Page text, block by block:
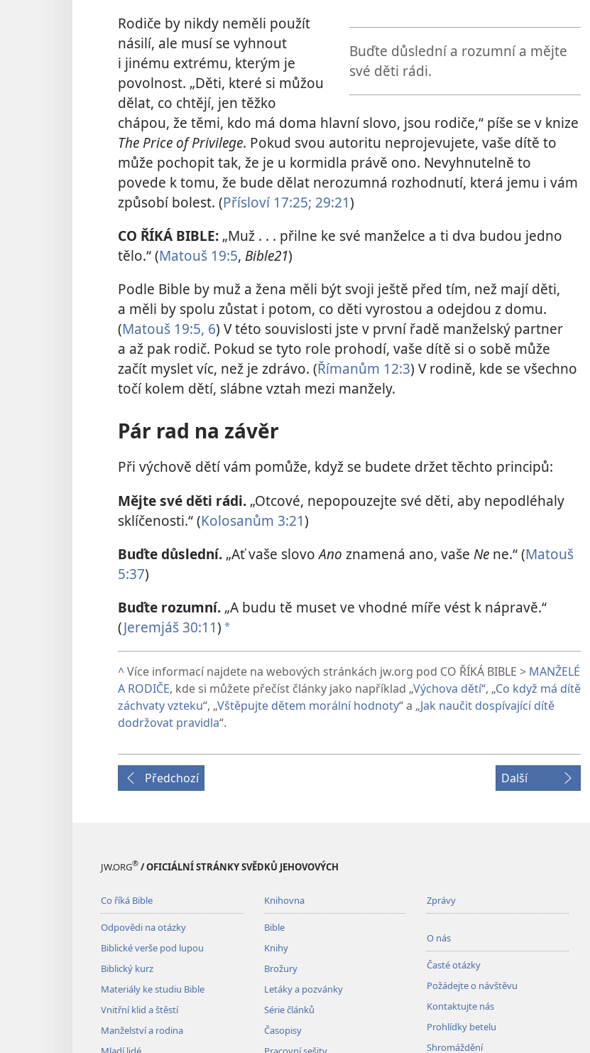
Buďte důslední a rozumní a mějte
své děti rádi.
Rodiče by nikdy neměli použít
násilí, ale musí se vyhnout
i jinému extrému, kterým je
povolnost. „Děti, které si můžou
dělat, co chtějí, jen těžko
chápou, že těmi, kdo má doma hlavní slovo, jsou rodiče,“ píše se v knize
The Price of Privilege. Pokud svou autoritu neprojevujete, vaše dítě to
může pochopit tak, že je u kormidla právě ono. Nevyhnutelně to
povede k tomu, že bude dělat nerozumná rozhodnutí, která jemu i vám
způsobí bolest. (Přísloví 17:25; 29:21)
CO ŘÍKÁ BIBLE: „Muž . . . přilne ke své manželce a ti dva budou jedno
tělo.“ (Matouš 19:5, Bible21)
Podle Bible by muž a žena měli být svoji ještě před tím, než mají děti,
a měli by spolu zůstat i potom, co děti vyrostou a odejdou z domu.
(Matouš 19:5, 6) V této souvislosti jste v první řadě manželský partner
a až pak rodič. Pokud se tyto role prohodí, vaše dítě si o sobě může
začít myslet víc, než je zdrávo. (Římanům 12:3) V rodině, kde se všechno
točí kolem dětí, slábne vztah mezi manžely.
Pár rad na závěr
Při výchově dětí vám pomůže, když se budete držet těchto principů:
Mějte své děti rádi. „Otcové, nepopouzejte své děti, aby nepodléhaly
sklíčenosti.“ (Kolosanům 3:21)
Buďte důslední. „Ať vaše slovoAno znamená ano, vaše Ne ne.“ (Matouš
5:37)
Buďte rozumní. „A budu tě muset ve vhodné míře vést k nápravě.“
(Jeremjáš 30:11) *
^Více informací najdete na webových stránkách jw.org pod CO ŘÍKÁ BIBLE > MANŽELÉ
A RODIČE, kde si můžete přečíst články jako například „Výchova dětí“, „Co když má dítě
záchvaty vzteku“, „Vštěpujte dětem morální hodnoty“ a „Jak naučit dospívající dítě
dodržovat pravidla“.
Předchozí Další
JW.ORG® / OFICIÁLNÍ STRÁNKY SVĚDKŮ JEHOVOVÝCH
Co říká Bible
Odpovědi na otázky
Biblické verše pod lupou
Biblický kurz
Materiály ke studiu Bible
Vnitřní klid a štěstí
Manželství a rodina
Knihovna
Bible
Knihy
Brožury
Letáky a pozvánky
Série článků
Časopisy
Zprávy
O nás
Časté otázky
Požádejte o návštěvu
Kontaktujte nás
Prohlídky betelu
Shromáždění